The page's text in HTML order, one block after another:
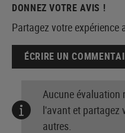
DONNEZ VOTRE AVIS !
Partagez votre expérience
ÉCRIRE UN
Aucune évaluation
l'avant et partagez
autres.